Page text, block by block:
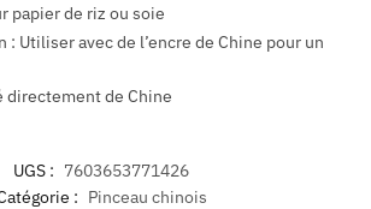
papier de riz ou soie
: Utiliser avec de l’encre de Chine pour un
directement de Chine
UGS : 7603653771426
: Pinceau chinois